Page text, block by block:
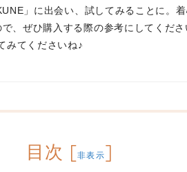
」に出会い、試してみることに。
で、ぜひ購入する際の参考にしてくだ
みてくださいね♪
目次 [非表示]